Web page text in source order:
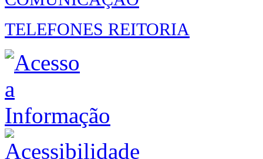
TELEFONES REITORIA